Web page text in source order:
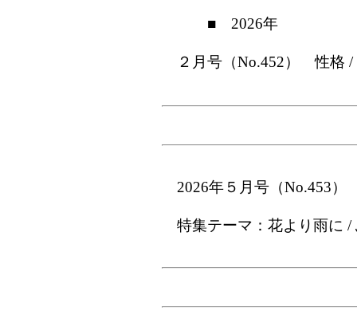
■ 2026年 特
２月号（No.452） 性格 /
2026年５月号（No.453
特集テーマ：花より雨に /